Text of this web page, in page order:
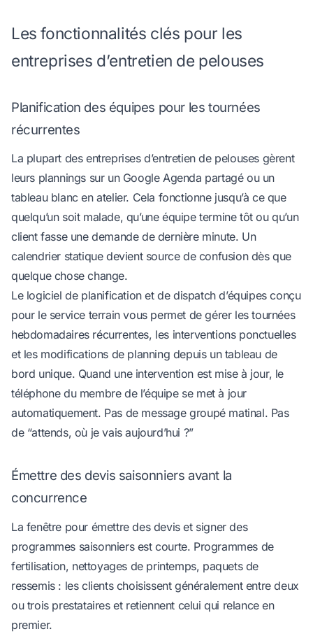
Les fonctionnalités clés pour les
entreprises d’entretien de pelouses
Planification des équipes pour les tournées
récurrentes
La plupart des entreprises d’entretien de pelouses gèrent
leurs plannings sur un Google Agenda partagé ou un
tableau blanc en atelier. Cela fonctionne jusqu’à ce que
quelqu’un soit malade, qu’une équipe termine tôt ou qu’un
client fasse une demande de dernière minute. Un
calendrier statique devient source de confusion dès que
quelque chose change.
Le logiciel de planification et de dispatch d’équipesconçu
pour le service terrain vous permet de gérer les tournées
hebdomadaires récurrentes, les interventions ponctuelles
et les modifications de planning depuis un tableau de
bord unique. Quand une intervention est mise à jour, le
téléphone du membre de l’équipe se met à jour
automatiquement. Pas de message groupé matinal. Pas
de “attends, où je vais aujourd’hui ?”
Émettre des devis saisonniers avant la
concurrence
La fenêtre pour émettre des devis et signer des
programmes saisonniers est courte. Programmes de
fertilisation, nettoyages de printemps, paquets de
ressemis : les clients choisissent généralement entre deux
ou trois prestataires et retiennent celui qui relance en
premier.